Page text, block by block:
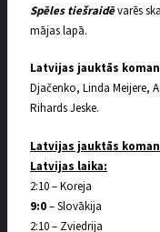
Spēles tiešraidēvarēs
mājas lapā.
Latvijas jauktās
Djačenko, Linda Meijere,
Rihards Jeske.
Latvijas jauktās
Latvijas laika:
2:10 – Koreja
9:0– Slovākija
2:10 – Zviedrija